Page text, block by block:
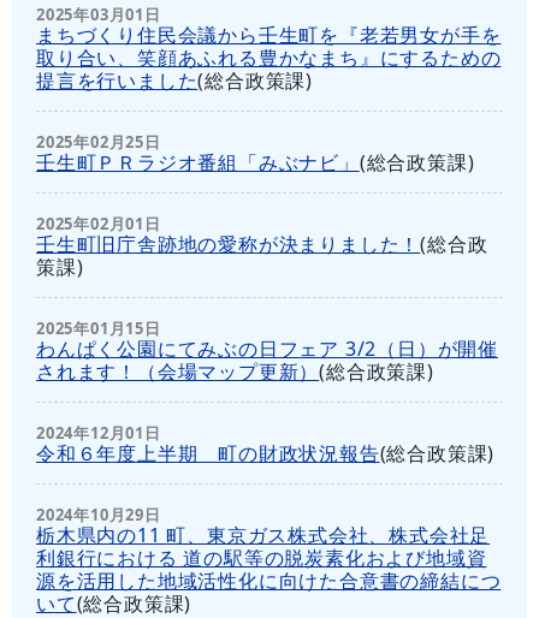
2025年03月01日
まちづくり住民会議から壬生町を『老若男女が手を
取り合い、笑顔あふれる豊かなまち』にするための
提言を行いました(総合政策課)
2025年02月25日
壬生町ＰＲラジオ番組「みぶナビ」 (総合政策課)
2025年02月01日
壬生町旧庁舎跡地の愛称が決まりました！(総合政
策課)
2025年01月15日
わんぱく公園にてみぶの日フェア 3/2（日）が開催
されます！（会場マップ更新）(総合政策課)
2024年12月01日
令和６年度上半期 町の財政状況報告(総合政策課)
2024年10月29日
栃木県内の11 町、東京ガス株式会社、株式会社足
利銀行における 道の駅等の脱炭素化および地域資
源を活用した地域活性化に向けた合意書の締結につ
いて(総合政策課)